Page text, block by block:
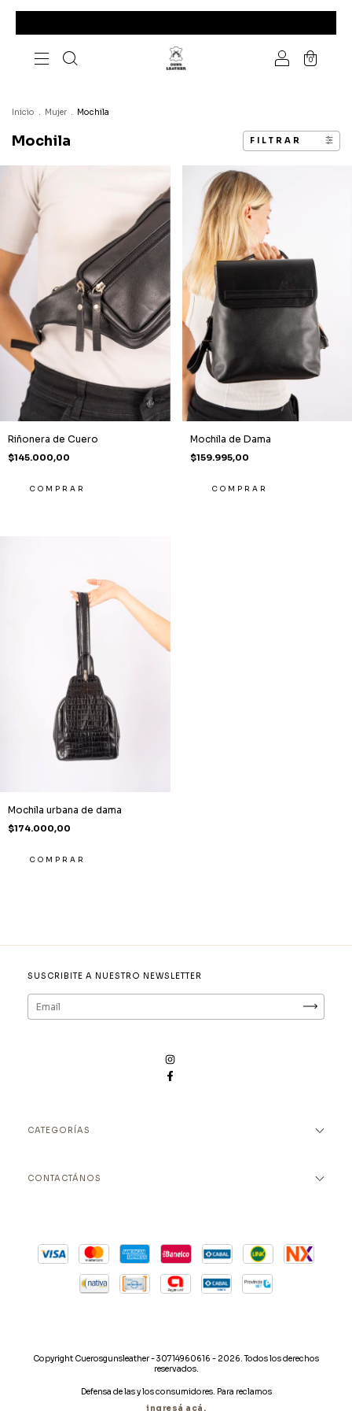
0
Inicio . Mujer . Mochila
Mochila FILTRAR
Riñonera de Cuero
$145.000,00
Mochila de Dama
$159.995,00
COMPRAR
Mochila urbana de dama
$174.000,00
COMPRAR
SUSCRIBITE A NUESTRO NEWSLETTER
CATEGORÍAS
CONTACTÁNOS
Copyright Cuerosgunsleather - 30714960616 - 2026. Todos los derechos
reservados.
Defensa de las y los consumidores. Para reclamos
ingresá acá.